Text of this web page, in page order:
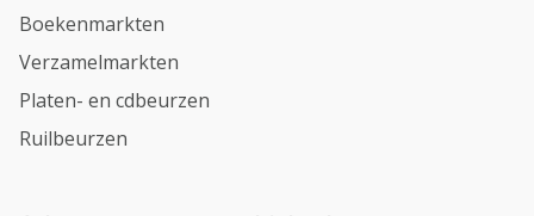
Boekenmarkten
Verzamelmarkten
Platen- en cdbeurzen
Ruilbeurzen